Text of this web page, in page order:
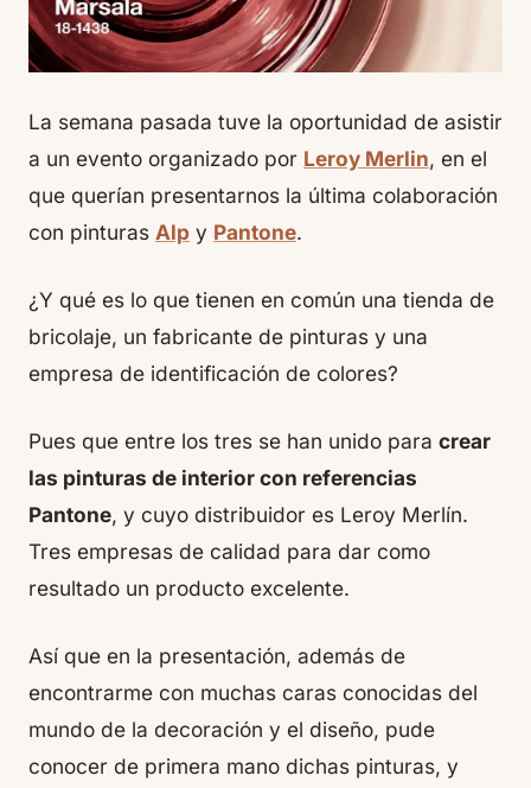
La semana pasada tuve la oportunidad de asistir
a un evento organizado por Leroy Merlin, en el
que querían presentarnos la última colaboración
con pinturas Alp y Pantone.
¿Y qué es lo que tienen en común una tienda de
bricolaje, un fabricante de pinturas y una
empresa de identificación de colores?
Pues que entre los tres se han unido para crear
las pinturas de interior con referencias
Pantone, y cuyo distribuidor es Leroy Merlín.
Tres empresas de calidad para dar como
resultado un producto excelente.
Así que en la presentación, además de
encontrarme con muchas caras conocidas del
mundo de la decoración y el diseño, pude
conocer de primera mano dichas pinturas, y